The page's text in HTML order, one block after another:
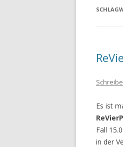
Es ist
Fall
in der